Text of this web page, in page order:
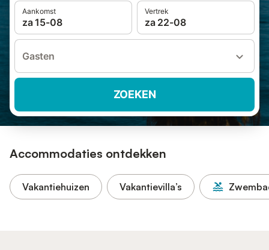
Aankomst
za 15-08
Vertrek
za 22-08
Gasten
ZOEKEN
Accommodaties ontdekken
Vakantiehuizen Vakantievilla’s